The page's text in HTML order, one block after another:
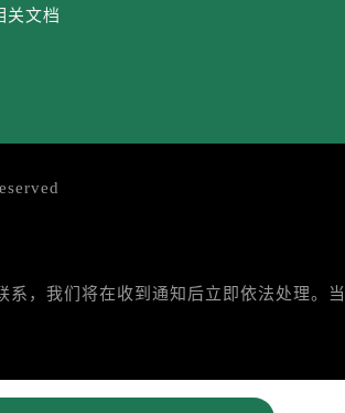
关文档
，我们将在收到通知后立即依法处理。